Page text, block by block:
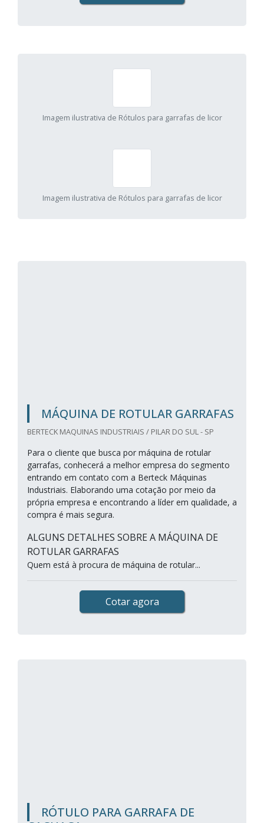
Imagem ilustrativa de Rótulos para garrafas de licor
Imagem ilustrativa de Rótulos para garrafas de licor
MÁQUINA DE ROTULAR GARRAFAS
BERTECK MAQUINAS INDUSTRIAIS / PILAR DO SUL - SP
Para o cliente que busca por máquina de rotular
garrafas, conhecerá a melhor empresa do segmento
entrando em contato com a Berteck Máquinas
Industriais. Elaborando uma cotação por meio da
própria empresa e encontrando a líder em qualidade, a
compra é mais segura.
ALGUNS DETALHES SOBRE A MÁQUINA DE
ROTULAR GARRAFAS
Quem está à procura de máquina de rotular...
Cotar agora
RÓTULO PARA GARRAFA DE